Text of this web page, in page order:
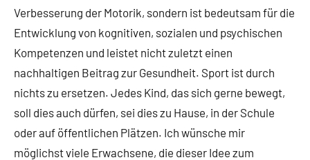
Verbesserung der Motorik, sondern ist bedeutsam für die
Entwicklung von kognitiven, sozialen und psychischen
Kompetenzen und leistet nicht zuletzt einen
nachhaltigen Beitrag zur Gesundheit. Sport ist durch
nichts zu ersetzen. Jedes Kind, das sich gerne bewegt,
soll dies auch dürfen, sei dies zu Hause, in der Schule
oder auf öffentlichen Plätzen. Ich wünsche mir
möglichst viele Erwachsene, die dieser Idee zum